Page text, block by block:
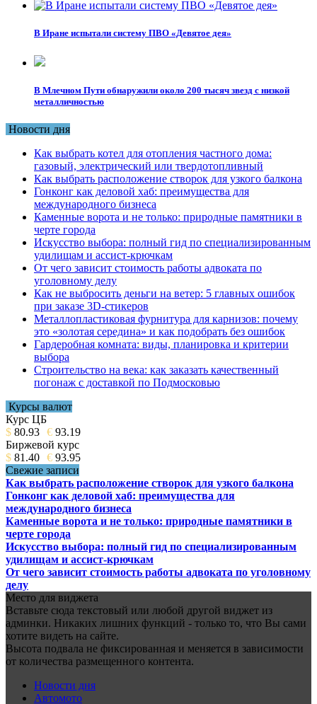
В Иране испытали систему ПВО «Девятое дея»
В Млечном Пути обнаружили около 200 тысяч звезд с низкой
металличностью
Новости дня
Как выбрать котел для отопления частного дома:
газовый, электрический или твердотопливный
Как выбрать расположение створок для узкого балкона
Гонконг как деловой хаб: преимущества для
международного бизнеса
Каменные ворота и не только: природные памятники в
черте города
Искусство выбора: полный гид по специализированным
удилищам и ассист-крючкам
От чего зависит стоимость работы адвоката по
уголовному делу
Как не выбросить деньги на ветер: 5 главных ошибок
при заказе 3D-стикеров
Металлопластиковая фурнитура для карнизов: почему
это «золотая середина» и как подобрать без ошибок
Гардеробная комната: виды, планировка и критерии
выбора
Строительство на века: как заказать качественный
погонаж с доставкой по Подмосковью
Курсы валют
Курс ЦБ
$ 80.93 € 93.19
Биржевой курс
$ 81.40 € 93.95
Свежие записи
Как выбрать расположение створок для узкого балкона
Гонконг как деловой хаб: преимущества для
международного бизнеса
Каменные ворота и не только: природные памятники в
черте города
Искусство выбора: полный гид по специализированным
удилищам и ассист-крючкам
От чего зависит стоимость работы адвоката по уголовному
делу
Место для виджета
Вставьте сюда текстовый или любой другой виджет из
админки. Никаких лишних функций - только то, что Вы сами
хотите видеть на сайте.
Высота подвала не фиксированная и меняется в зависимости
от количества размещенного контента.
Новости дня
Автомото